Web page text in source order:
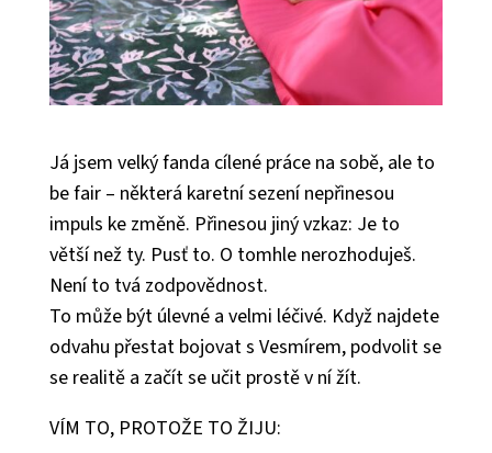
Já jsem velký fanda cílené práce na sobě, ale to
be fair – některá karetní sezení nepřinesou
impuls ke změně. Přinesou jiný vzkaz: Je to
větší než ty. Pusť to. O tomhle nerozhoduješ.
Není to tvá zodpovědnost.
To může být úlevné a velmi léčivé. Když najdete
odvahu přestat bojovat s Vesmírem, podvolit se
se realitě a začít se učit prostě v ní žít.
VÍM TO, PROTOŽE TO ŽIJU: